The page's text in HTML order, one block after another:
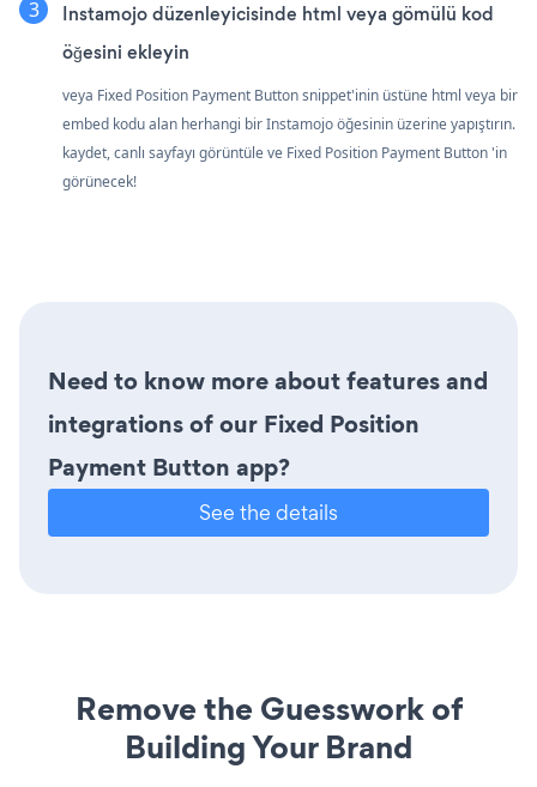
Instamojo düzenleyicisinde html veya gömülü kod
öğesini ekleyin
veya Fixed Position Payment Button snippet'inin üstüne html veya bir
embed kodu alan herhangi bir Instamojo öğesinin üzerine yapıştırın.
kaydet, canlı sayfayı görüntüle ve Fixed Position Payment Button 'in
görünecek!
Need to know more about features and
integrations of our Fixed Position
Payment Button app?
See the details
Remove the Guesswork of
Building Your Brand